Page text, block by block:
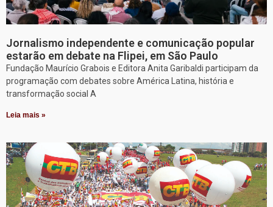
Jornalismo independente e comunicação popular
estarão em debate na Flipei, em São Paulo
Fundação Maurício Grabois e Editora Anita Garibaldi participam da
programação com debates sobre América Latina, história e
transformação social A
Leia mais »